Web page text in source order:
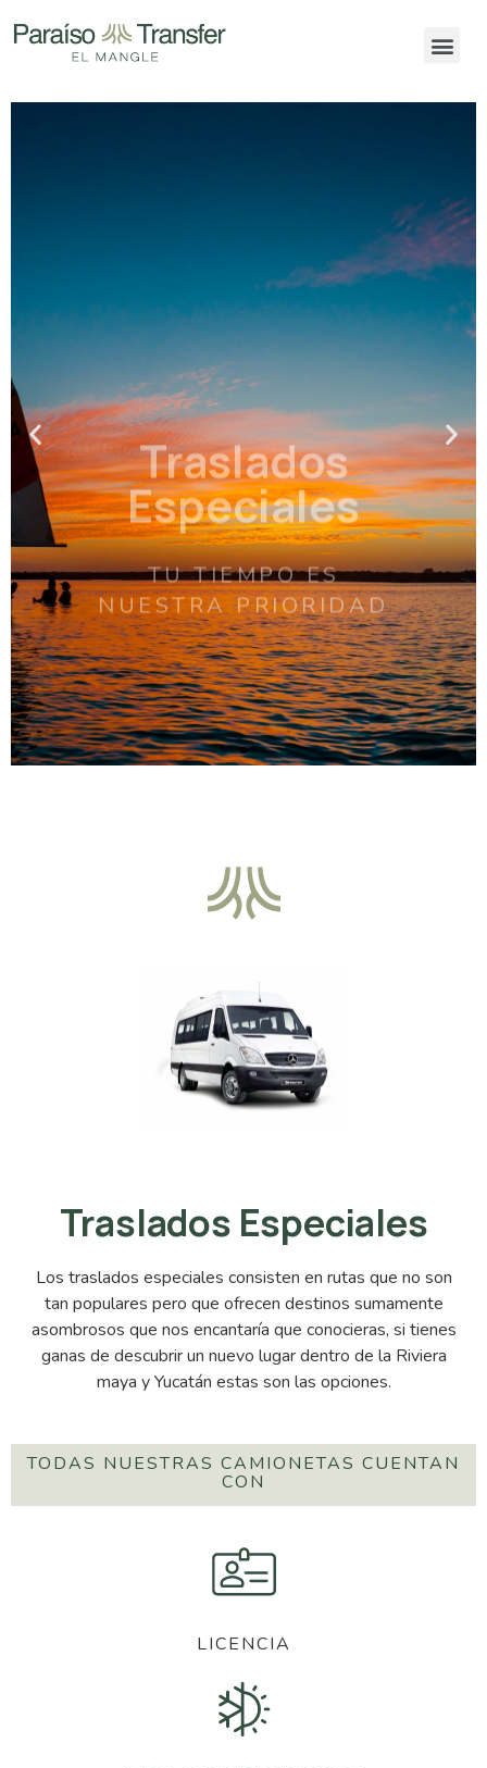
Traslados
Especiales
TU TIEMPO ES
NUESTRA PRIORIDAD
Traslados Especiales
Los traslados especiales consisten en rutas que no son
tan populares pero que ofrecen destinos sumamente
asombrosos que nos encantaría que conocieras, si tienes
ganas de descubrir un nuevo lugar dentro de la Riviera
maya y Yucatán estas son las opciones.
TODAS NUESTRAS CAMIONETAS CUENTAN
CON
LICENCIA